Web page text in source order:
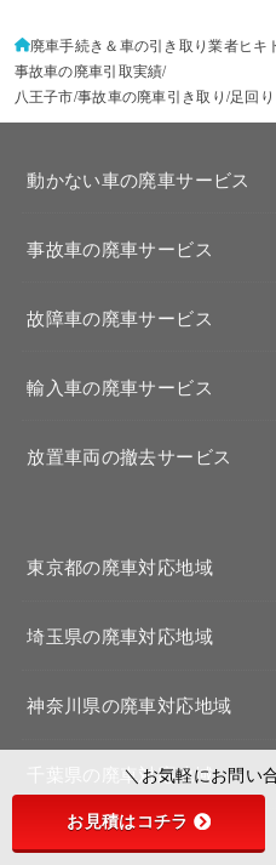
廃車手続き＆車の引き取り業者ヒキ
事故車の廃車引取実績
八王子市/事故車の廃車引き取り/足回
動かない車の廃車サービス
事故車の廃車サービス
故障車の廃車サービス
輸入車の廃車サービス
放置車両の撤去サービス
東京都の廃車対応地域
埼玉県の廃車対応地域
神奈川県の廃車対応地域
千葉県の廃車対応地域
茨城県の廃車対応地域
＼お気軽にお問い
お見積はコチラ